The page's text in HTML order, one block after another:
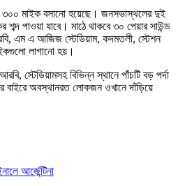
মাইক বসানো হয়েছে। জনসভাস্থলের দুই
শব্দ পাওয়া যাবে। মাঠে থাকবে ৩০ পেয়ার সাউন্ড
এম এ আজিজ স্টেডিয়াম, কদমতলী, স্টেশন
লাগানো হয়।
স্টেডিয়ামসহ বিভিন্ন স্থানে পাঁচটি বড় পর্দা
বাইরে অবস্থানরত লোকজন ওখানে দাঁড়িয়ে
আর্জেন্টিনা